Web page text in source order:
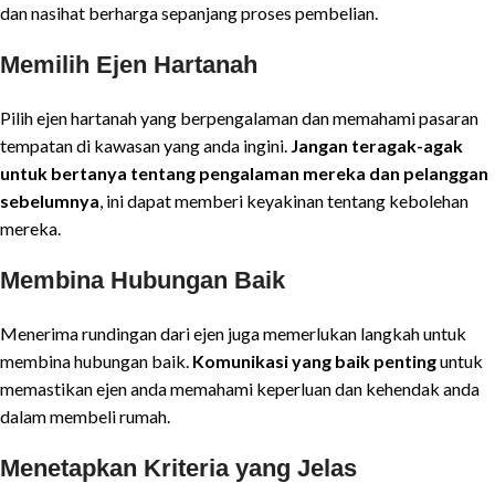
dan nasihat berharga sepanjang proses pembelian.
Memilih Ejen Hartanah
Pilih ejen hartanah yang berpengalaman dan memahami pasaran
tempatan di kawasan yang anda ingini. Jangan teragak-agak
untuk bertanya tentang pengalaman mereka dan pelanggan
sebelumnya , ini dapat memberi keyakinan tentang kebolehan
mereka.
Membina Hubungan Baik
Menerima rundingan dari ejen juga memerlukan langkah untuk
membina hubungan baik. Komunikasi yang baik pentinguntuk
memastikan ejen anda memahami keperluan dan kehendak anda
dalam membeli rumah.
Menetapkan Kriteria yang Jelas